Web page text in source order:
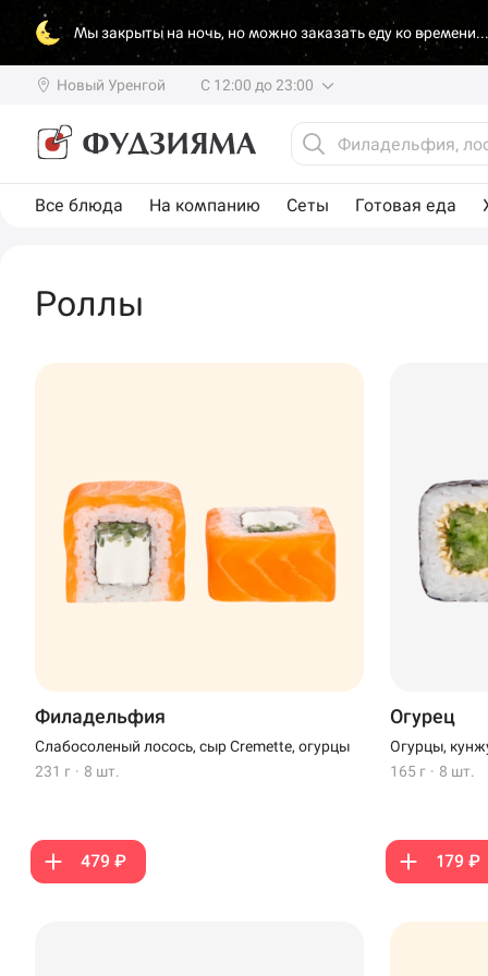
Мы закрыты на ночь, но можно заказать еду ко времени...
Новый Уренгой С 12:00 до 23:00
Все блюда На компанию Сеты Готовая еда
Роллы
Филадельфия
Слабосоленый лосось, сыр Cremette, огурцы
231 г · 8 шт.
479 ₽
Огурец
Огурцы,
165 г · 8 шт.
179 ₽